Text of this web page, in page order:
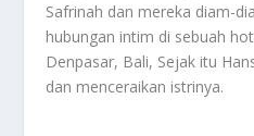
Safrinah dan mereka diam-
hubungan intim di sebuah
Denpasar, Bali, Sejak itu
dan menceraikan istrinya.